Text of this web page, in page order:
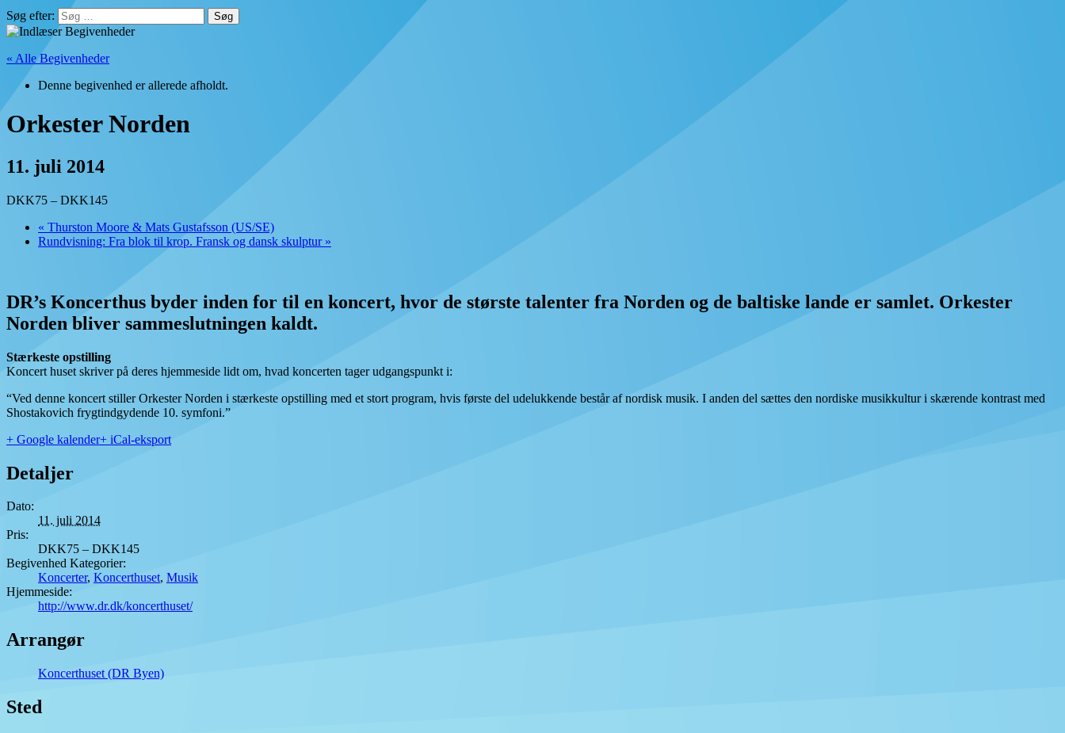
Søg efter:
« Alle Begivenheder
Denne begivenhed er allerede afholdt.
Orkester Norden
11. juli 2014
DKK75 – DKK145
« Thurston Moore & Mats Gustafsson (US/SE)
Rundvisning: Fra blok til krop. Fransk og dansk skulptur »
DR’s Koncerthus byder inden for til en koncert, hvor de største talenter fra Norden og de baltiske lande er samlet. Orkester
Norden bliver sammeslutningen kaldt.
Stærkeste opstilling
Koncert huset skriver på deres hjemmeside lidt om, hvad koncerten tager udgangspunkt i:
“Ved denne koncert stiller Orkester Norden i stærkeste opstilling med et stort program, hvis første del udelukkende består af nordisk musik. I anden del sættes den nordiske musikkultur i skærende kontrast med
Shostakovich frygtindgydende 10. symfoni.”
+ Google kalender+ iCal-eksport
Detaljer
Dato:
11. juli 2014
Pris:
DKK75 – DKK145
Begivenhed Kategorier:
Koncerter, Koncerthuset, Musik
Hjemmeside:
http://www.dr.dk/koncerthuset/
Arrangør
Koncerthuset (DR Byen)
Sted